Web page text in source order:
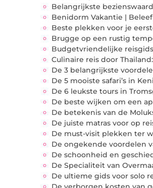
Belangrijkste
Benidorm Vakantie |
Beste plekken voor je
Brugge op een rustig
Budgetvriendelijke
Culinaire reis door
De 3 belangrijkste
De 5 mooiste safari’s in
De 6 leukste tours in
De beste wijken om een
De betekenis van de
De juiste matras voor op
De must-visit plekken ter
De ongekende voordelen
De schoonheid en
De Specialiteit van
De ultieme gids voor solo